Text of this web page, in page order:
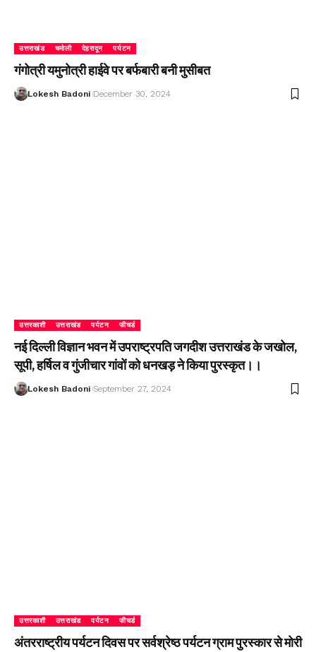
उत्तराखंड चमोली देहरादून पर्यटन
गंगोत्री यमुनोत्री हाईवे पर बर्फबारी बनी मुसीबत
Lokesh Badoni December 30, 2024
उत्तरकाशी उत्तराखंड पर्यटन फीचर्ड
नई दिल्ली विज्ञान भवन में उपराष्ट्रपति जगदीश उत्तराखंड के जखोल,
सूपी, हर्षिल व गुंजीचार गांवों को धनखड़ ने किया पुरस्कृत।।
Lokesh Badoni September 27, 2024
उत्तरकाशी उत्तराखंड पर्यटन फीचर्ड
अंतरराष्ट्रीय पर्यटन दिवस पर सर्वश्रेष्ठ पर्यटन ग्राम पुरस्कार से मोरी